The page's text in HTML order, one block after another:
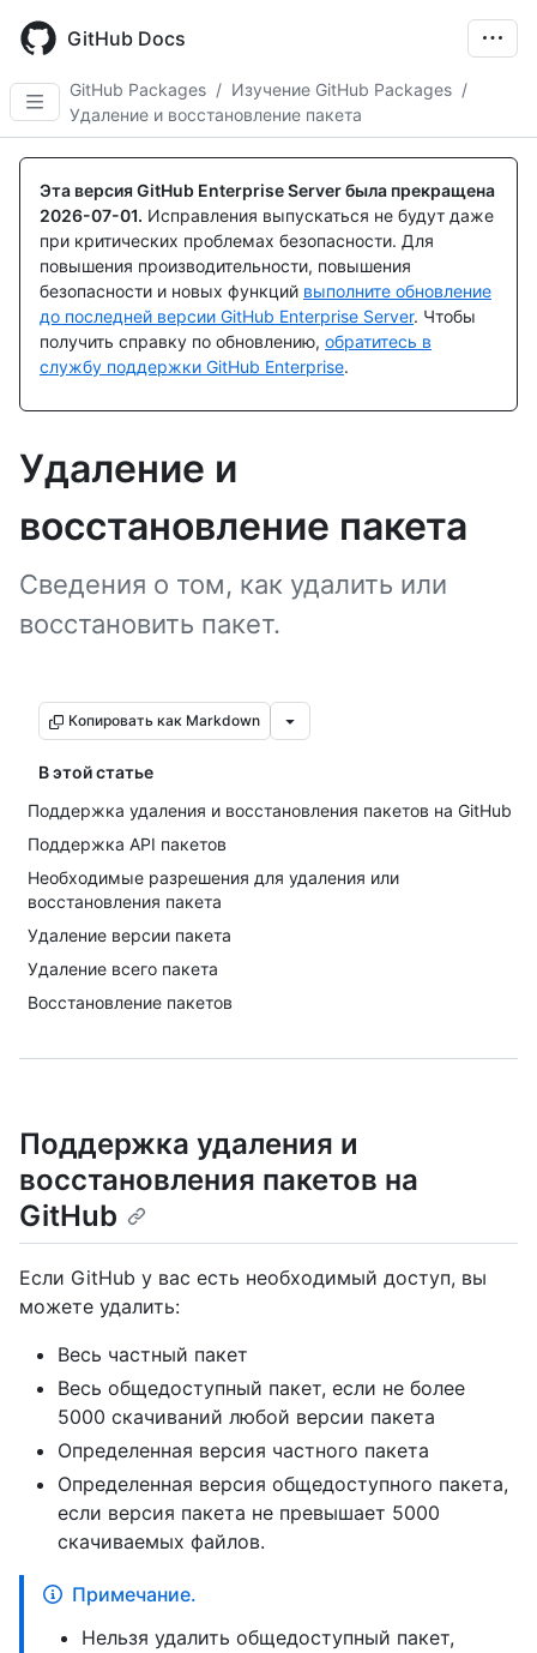
main
content
GitHub Docs
GitHub Packages / Изучение GitHub Packages /
Удаление и восстановление пакета
Эта версия GitHub Enterprise Server была прекращена
2026-07-01. Исправления выпускаться не будут даже
при критических проблемах безопасности. Для
повышения производительности, повышения
безопасности и новых функций выполните обновление
до последней версии GitHub Enterprise Server. Чтобы
получить справку по обновлению, обратитесь в
службу поддержки GitHub Enterprise.
Удаление и
восстановление пакета
Сведения о том, как удалить или
восстановить пакет.
Копировать как Markdown
В этой статье
Поддержка удаления и восстановления пакетов на GitHub
Поддержка API пакетов
Необходимые разрешения для удаления или
восстановления пакета
Удаление версии пакета
Удаление всего пакета
Восстановление пакетов
Поддержка удаления и
восстановления пакетов на
GitHub
Если GitHub у вас есть необходимый доступ, вы
можете удалить:
Весь частный пакет
Весь общедоступный пакет, если не более
5000 скачиваний любой версии пакета
Определенная версия частного пакета
Определенная версия общедоступного пакета,
если версия пакета не превышает 5000
скачиваемых файлов.
Примечание.
Нельзя удалить общедоступный пакет,